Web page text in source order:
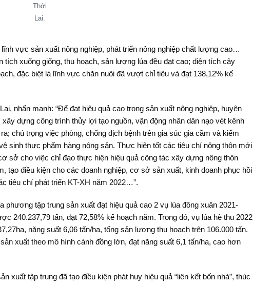
Thới
Lai.
vực sản xuất nông nghiệp, phát triển nông nghiệp chất lượng cao…
tích xuống giống, thu hoạch, sản lượng lúa đều đạt cao; diện tích cây
đặc biệt là lĩnh vực chăn nuôi đã vượt chỉ tiêu và đạt 138,12% kế
nhấn mạnh: “Ðể đạt hiệu quả cao trong sản xuất nông nghiệp, huyện
dựng công trình thủy lợi tạo nguồn, vận động nhân dân nạo vét kênh
chú trọng việc phòng, chống dịch bệnh trên gia súc gia cầm và kiểm
sinh thực phẩm hàng nông sản. Thực hiện tốt các tiêu chí nông thôn mới
sở cho việc chỉ đạo thực hiện hiệu quả công tác xây dựng nông thôn
tạo điều kiện cho các doanh nghiệp, cơ sở sản xuất, kinh doanh phục hồi
tiêu chí phát triển KT-XH năm 2022…”.
phương tập trung sản xuất đạt hiệu quả cao 2 vụ lúa đông xuân 2021-
240.237,79 tấn, đạt 72,58% kế hoạch năm. Trong đó, vụ lúa hè thu 2022
năng suất 6,06 tấn/ha, tổng sản lượng thu hoạch trên 106.000 tấn.
xuất theo mô hình cánh đồng lớn, đạt năng suất 6,1 tấn/ha, cao hơn
xuất tập trung đã tạo điều kiện phát huy hiệu quả “liên kết bốn nhà”, thúc